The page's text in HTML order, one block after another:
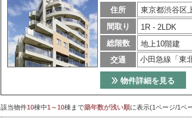
住所
東京都渋谷区
間取り
1R - 2LDK
総階数
地上10階建
交通
小田急線「東
物件詳細を見る
該当物件10棟中1～10棟まで築年数が浅い順に表示(1ページ/1ペ